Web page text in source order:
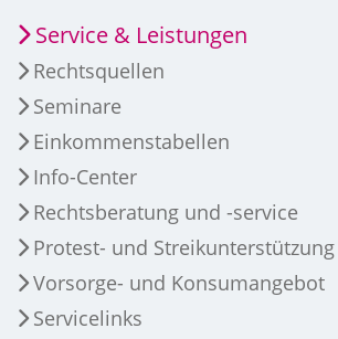
Service & Leistungen
Rechtsquellen
Seminare
Einkommenstabellen
Info-Center
Rechtsberatung und -service
Protest- und Streikunterstützung
Vorsorge- und Konsumangebot
Servicelinks